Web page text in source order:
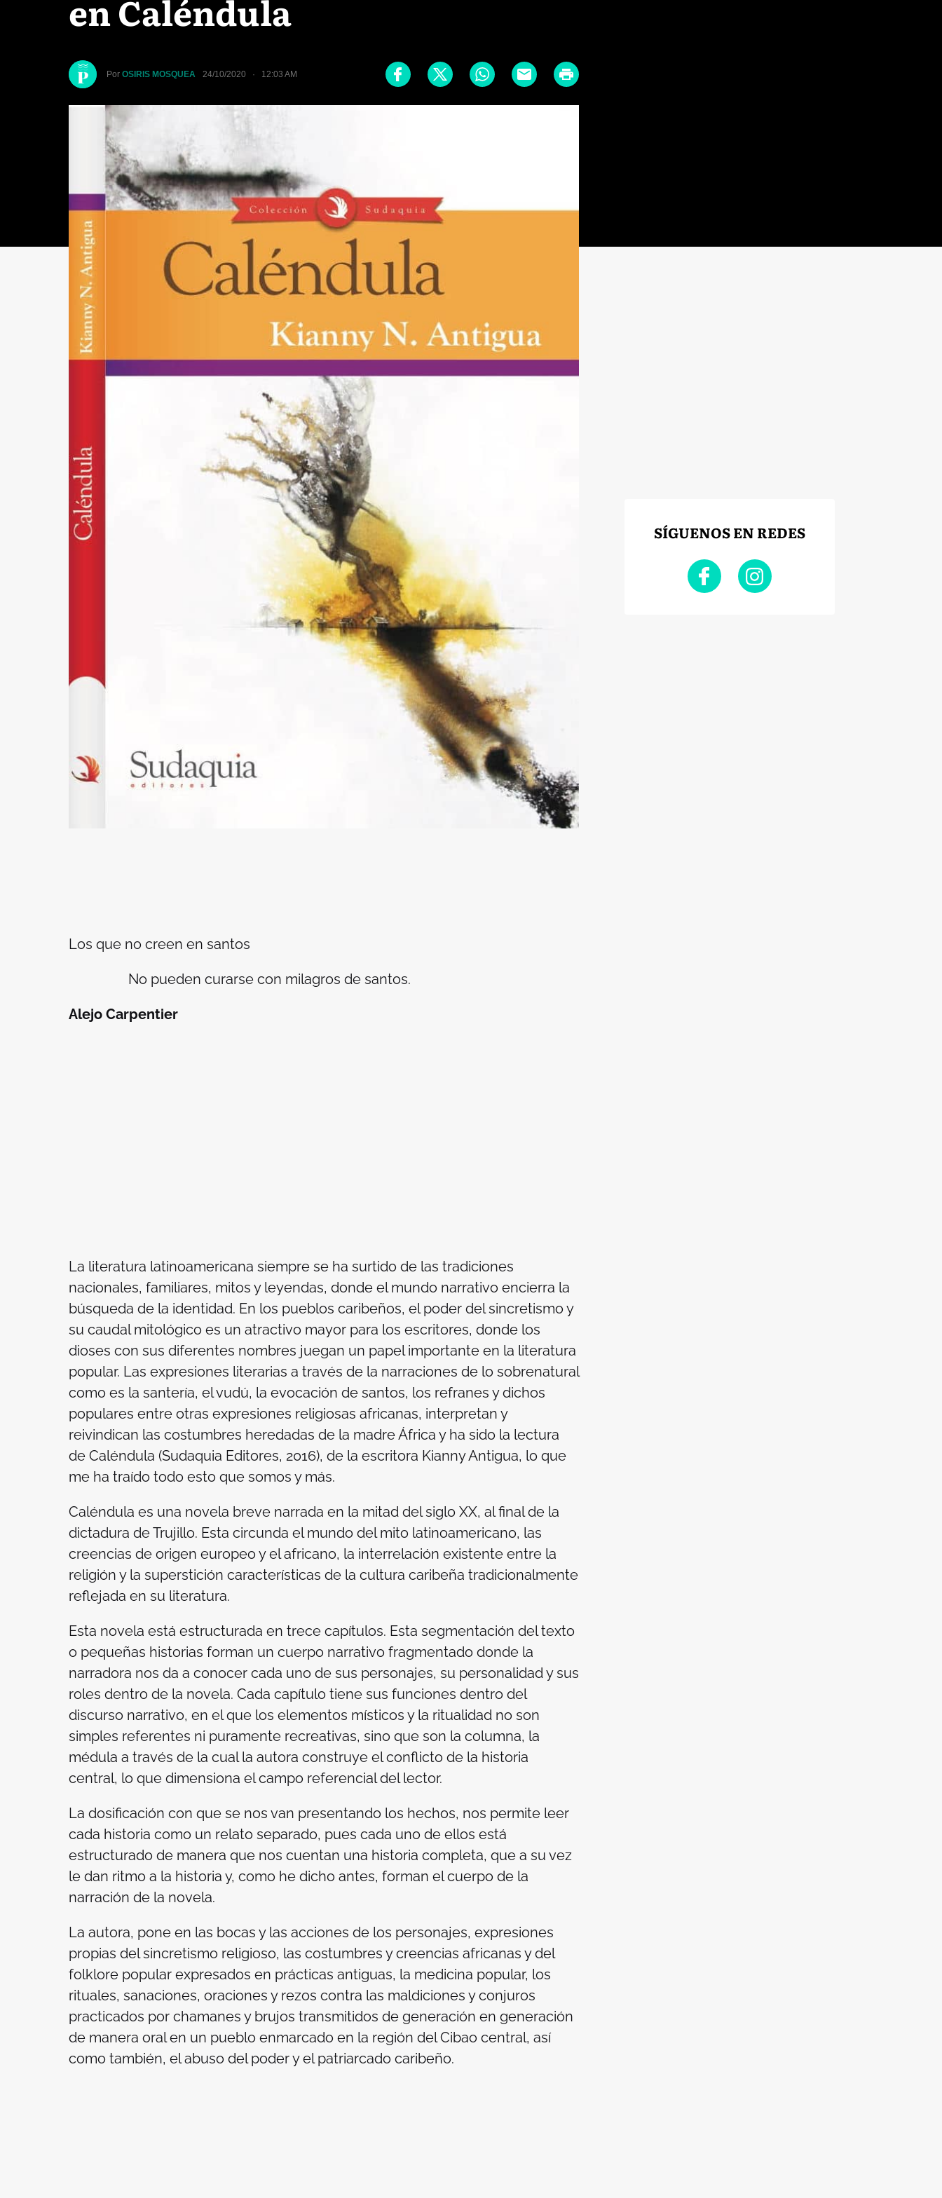
en Caléndula
Por OSIRIS MOSQUEA 24/10/2020 · 12:03 AM
Los que no creen en santos
No pueden curarse con milagros de santos.
Alejo Carpentier
La literatura latinoamericana siempre se ha surtido de las tradiciones
nacionales, familiares, mitos y leyendas, donde el mundo narrativo encierra la
búsqueda de la identidad. En los pueblos caribeños, el poder del sincretismo y
su caudal mitológico es un atractivo mayor para los escritores, donde los
dioses con sus diferentes nombres juegan un papel importante en la literatura
popular. Las expresiones literarias a través de la narraciones de lo sobrenatural
como es la santería, el vudú, la evocación de santos, los refranes y dichos
populares entre otras expresiones religiosas africanas, interpretan y
reivindican las costumbres heredadas de la madre África y ha sido la lectura
de Caléndula (Sudaquia Editores, 2016), de la escritora Kianny Antigua, lo que
me ha traído todo esto que somos y más.
Caléndula es una novela breve narrada en la mitad del siglo XX, al final de la
dictadura de Trujillo. Esta circunda el mundo del mito latinoamericano, las
creencias de origen europeo y el africano, la interrelación existente entre la
religión y la superstición características de la cultura caribeña tradicionalmente
reflejada en su literatura.
Esta novela está estructurada en trece capítulos. Esta segmentación del texto
o pequeñas historias forman un cuerpo narrativo fragmentado donde la
narradora nos da a conocer cada uno de sus personajes, su personalidad y sus
roles dentro de la novela. Cada capítulo tiene sus funciones dentro del
discurso narrativo, en el que los elementos místicos y la ritualidad no son
simples referentes ni puramente recreativas, sino que son la columna, la
médula a través de la cual la autora construye el conflicto de la historia
central, lo que dimensiona el campo referencial del lector.
La dosificación con que se nos van presentando los hechos, nos permite leer
cada historia como un relato separado, pues cada uno de ellos está
estructurado de manera que nos cuentan una historia completa, que a su vez
le dan ritmo a la historia y, como he dicho antes, forman el cuerpo de la
narración de la novela.
La autora, pone en las bocas y las acciones de los personajes, expresiones
propias del sincretismo religioso, las costumbres y creencias africanas y del
folklore popular expresados en prácticas antiguas, la medicina popular, los
rituales, sanaciones, oraciones y rezos contra las maldiciones y conjuros
practicados por chamanes y brujos transmitidos de generación en generación
de manera oral en un pueblo enmarcado en la región del Cibao central, así
como también, el abuso del poder y el patriarcado caribeño.
SÍGUENOS EN REDES